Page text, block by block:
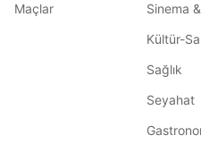
Maçlar
Sinema
Kültür-
Sağlık
Seyahat